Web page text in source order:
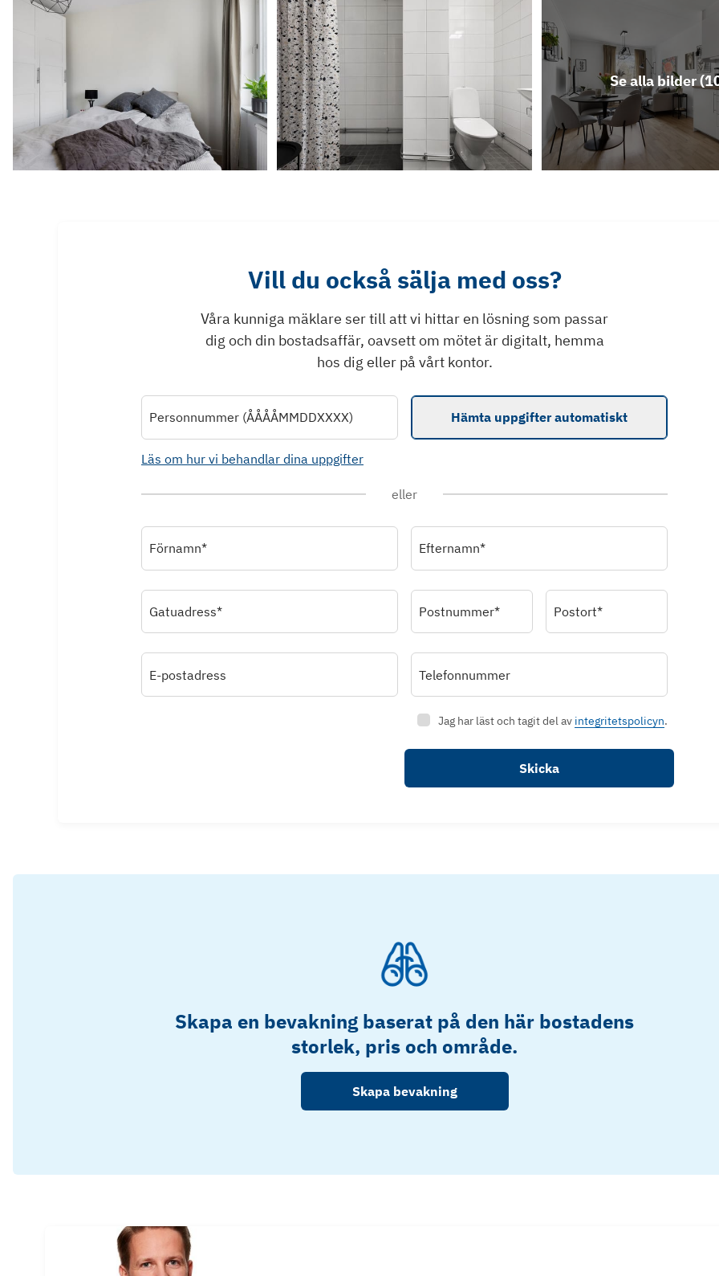
Se alla bilder (
Vill du också sälja med oss?
Våra kunniga mäklare ser till att vi hittar en lösning som passar
dig och din bostadsaffär, oavsett om mötet är digitalt, hemma
hos dig eller på vårt kontor.
Personnummer (ÅÅÅÅMMDDXXXX) Hämta uppgifter automatiskt
Läs om hur vi behandlar dina uppgifter
eller
Förnamn* Efternamn*
Gatuadress* Postnummer* Postort*
E-postadress Telefonnummer
Jag har läst och tagit del av integritetspolicyn.
Skicka
Skapa en bevakning baserat på den här bostadens
storlek, pris och område.
Skapa bevakning